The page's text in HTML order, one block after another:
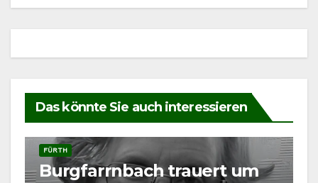
Das könnte Sie auch interessieren
FÜRTH
Burgfarrnbach trauert um